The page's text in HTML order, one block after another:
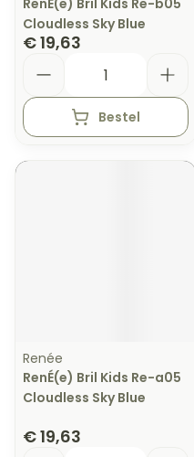
RenÉ(e) Bril Kids Re-b05
Cloudless Sky Blue
€ 19,63
Bestel
Renée
RenÉ(e) Bril Kids Re-a05
Cloudless Sky Blue
€ 19,63